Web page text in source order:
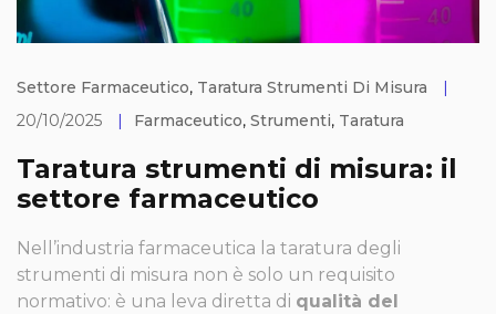
Settore Farmaceutico, Taratura Strumenti Di Misura
20/10/2025
Farmaceutico, Strumenti, Taratura
Taratura strumenti di misura: il
settore farmaceutico
Nell’industria farmaceutica la taratura degli
strumenti di misura non è solo un requisito
normativo: è una leva diretta di qualità del